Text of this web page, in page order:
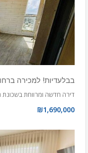
בבלעדיות! למכירה ברחוב
דירה חדשה ומרווחת בשכונת רמת
₪1,690,000